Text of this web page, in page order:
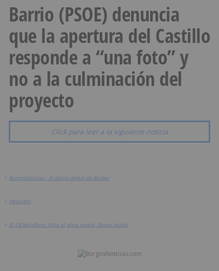
Barrio (PSOE) denuncia
que la apertura del Castillo
responde a “una foto” y
no a la culminación del
proyecto
Click para leer a la siguiente noticia
> BurgosNoticias - El diario digital de Burgos
> Deportes
> El CB Miraflores ficha al pívot serbio, Goran Huskic